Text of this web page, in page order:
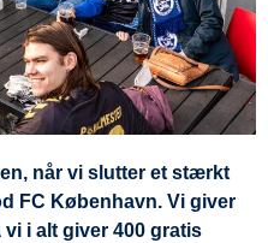
når vi slutter et stærkt
FC København. Vi giver
i alt giver 400 gratis